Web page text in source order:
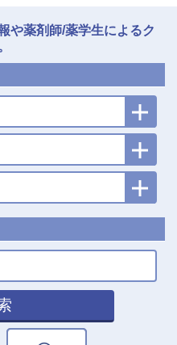
や薬剤師/薬学生によるク